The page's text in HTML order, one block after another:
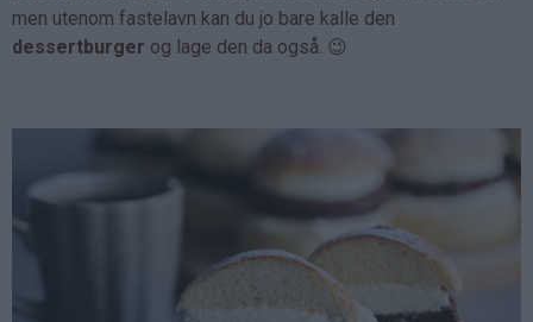
men utenom fastelavn kan du jo bare kalle den
dessertburger og lage den da også. 😉